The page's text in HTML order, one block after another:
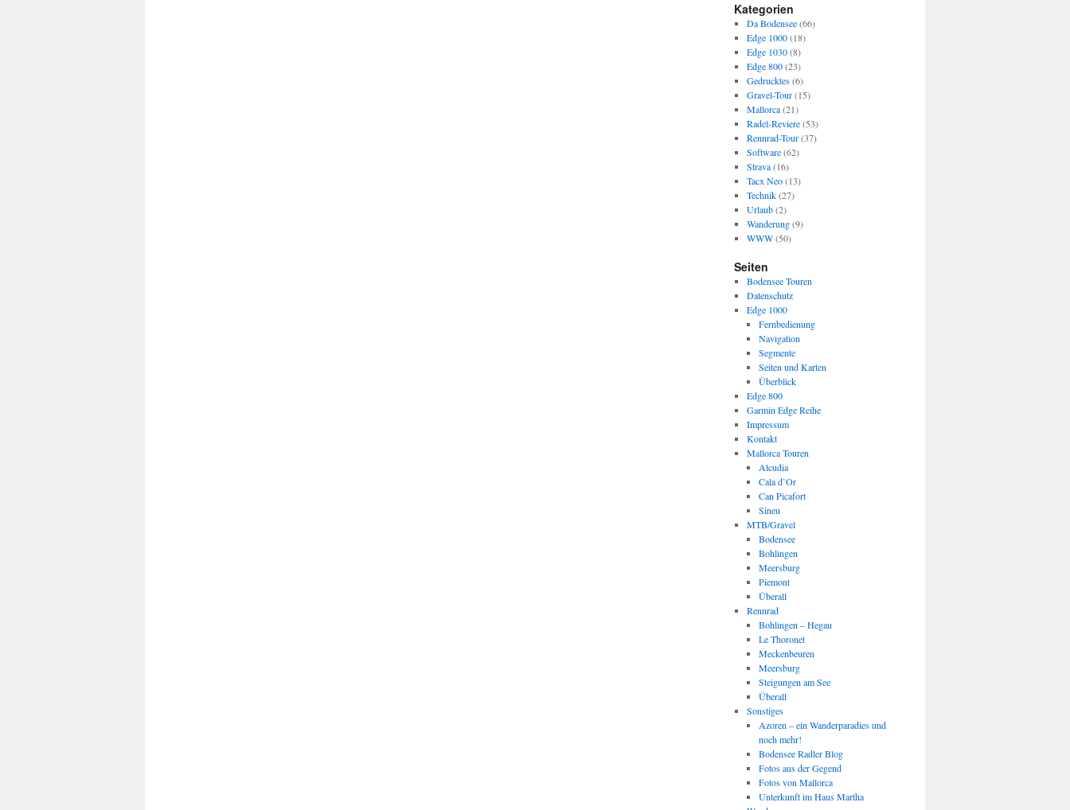
Kategorien
Da Bodensee(66)
Edge 1000(18)
Edge 1030(8)
Edge 800(23)
Gedrucktes(6)
Gravel-Tour(15)
Mallorca(21)
Radel-Reviere(53)
Rennrad-Tour(37)
Software(62)
Strava(16)
Tacx Neo(13)
Technik(27)
Urlaub(2)
Wanderung(9)
WWW(50)
Seiten
Bodensee Touren
Datenschutz
Edge 1000
Fernbedienung
Navigation
Segmente
Seiten und Karten
Überblick
Edge 800
Garmin Edge Reihe
Impressum
Kontakt
Mallorca Touren
Alcudia
Cala d’Or
Can Picafort
Sineu
MTB/Gravel
Bodensee
Bohlingen
Meersburg
Piemont
Überall
Rennrad
Bohlingen – Hegau
Le Thoronet
Meckenbeuren
Meersburg
Steigungen am See
Überall
Sonstiges
Azoren – ein Wanderparadies und
noch mehr!
Bodensee Radler Blog
Fotos aus der Gegend
Fotos von Mallorca
Unterkunft im Haus Martha